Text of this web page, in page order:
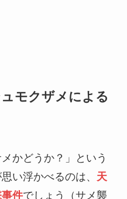
モクザメによる
かどうか？」という
い浮かべるのは、 天
件でしょう（サメ襲